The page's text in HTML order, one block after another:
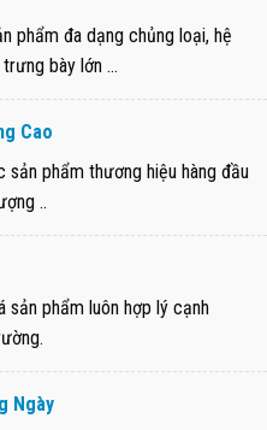
phẩm đa dạng chủng loại, hệ
bày lớn ...
Cao
sản phẩm thương hiệu hàng đầu
..
sản phẩm luôn hợp lý cạnh
Ngày